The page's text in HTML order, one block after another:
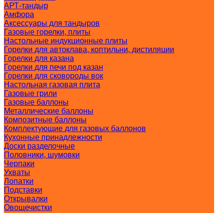
АРТ-тандыр
Амфора
Аксессуары для тандыров
Газовые горелки, плиты
Настольные индукционные плиты
Горелки для автоклава, коптильни, дистиляции
Горелки для казана
Горелки для печи под казан
Горелки для сковороды вок
Настольная газовая плита
Газовые грили
Газовые баллоны
Металлические баллоны
Композитные баллоны
Комплектующие для газовых баллонов
Кухонные принадлежности
Доски разделочные
Половники, шумовки
Черпаки
Ухваты
Лопатки
Подставки
Открывалки
Овощечистки